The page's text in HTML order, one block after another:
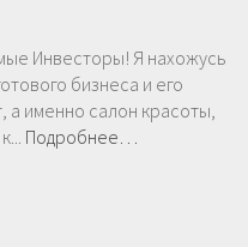
Инвесторы! Я нахожусь
бизнеса и его
а именно салон красоты,
Подробнее…